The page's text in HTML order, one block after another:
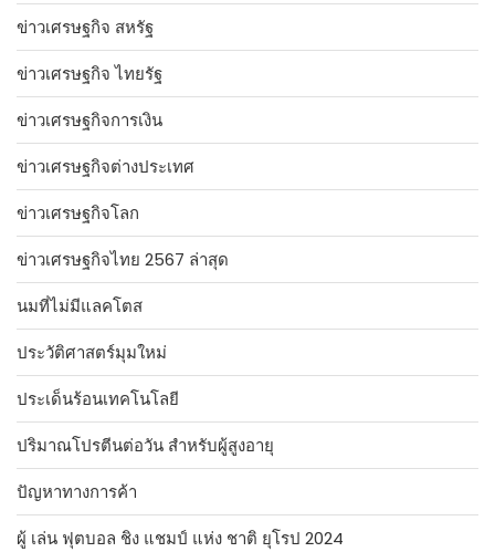
ข่าวเศรษฐกิจ สหรัฐ
ข่าวเศรษฐกิจ ไทยรัฐ
ข่าวเศรษฐกิจการเงิน
ข่าวเศรษฐกิจต่างประเทศ
ข่าวเศรษฐกิจโลก
ข่าวเศรษฐกิจไทย 2567 ล่าสุด
นมที่ไม่มีแลคโตส
ประวัติศาสตร์มุมใหม่
ประเด็นร้อนเทคโนโลยี
ปริมาณโปรตีนต่อวัน สำหรับผู้สูงอายุ
ปัญหาทางการค้า
ผู้ เล่น ฟุตบอล ชิง แชมป์ แห่ง ชาติ ยุโรป 2024